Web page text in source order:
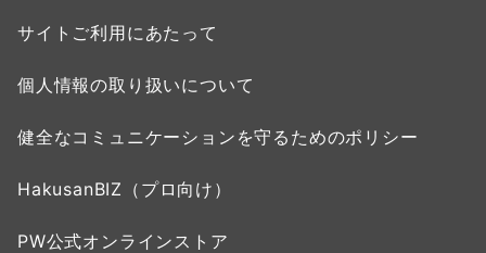
サイトご利用にあたって
個人情報の取り扱いについて
健全なコミュニケーションを守るためのポリシー
HakusanBIZ（プロ向け）
PW公式オンラインストア